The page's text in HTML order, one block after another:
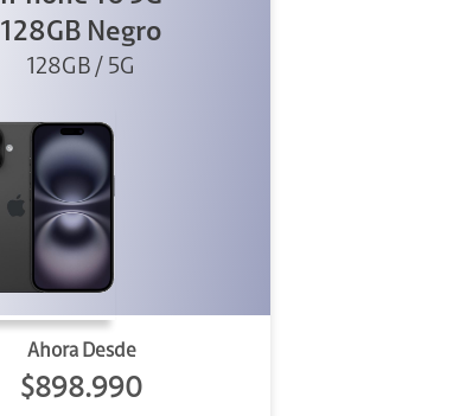
128GB Negro
128GB / 5G
Ahora Desde
$898.990